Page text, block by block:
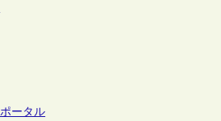
ータル